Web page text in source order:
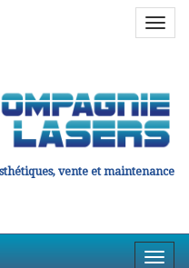
vente et maintenance
en